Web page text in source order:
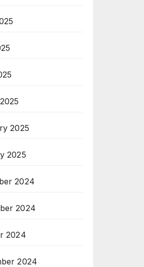
2025
2025
2024
2024
2024
2024